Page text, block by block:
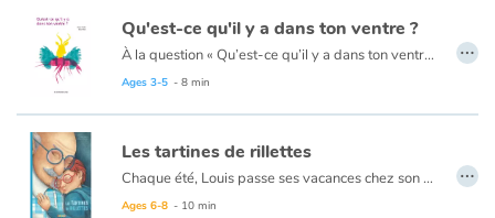
Schools
Libraries
Videos & Tutorials
Qu'est-ce qu'il y a dans ton ventre ?
À la question « Qu’est-ce qu’il y a dans ton ventre ? », une mère livre à son enfant une réponse poétique, parfois drôle et surprenante. Dans son ventre, il y a un grain de sable, un dinosaure endormi ou encore un drôle de magicien qui la transforme chaque jour.
Tout en subtilité, cet album lève doucement le voile sur les mystères de la maternité… jusqu’au jour de l’heureux événement.
Ages 3-5 - 8 min
…
Les tartines de rillettes
Chaque été, Louis passe ses vacances chez son grand-père, qui le régale de tartines de rillettes pour le goûter. Tous deux sont très complices, mais on comprend aussi que leur relation est encombrée de non-dit...
Ages 6-8 - 10 min
…